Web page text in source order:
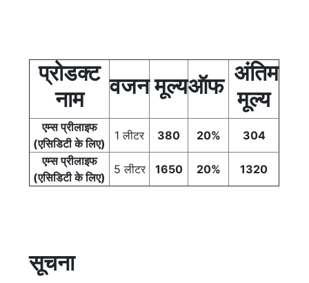
प्रोडक्ट
नाम
वजनमूल्यऑफ अंतिम
मूल्य
एम्स प्रीलाइफ
(एसिडिटी के लिए)
1 लीटर 380 20%
304
एम्स प्रीलाइफ
(एसिडिटी के लिए)
5 लीटर 1650 20% 1320
सूचना